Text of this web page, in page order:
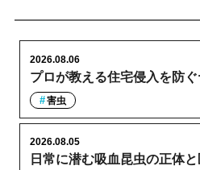
プロが教える住宅侵入を防
2026.08.06
害虫
日常に潜む吸血昆虫の正体
2026.08.05